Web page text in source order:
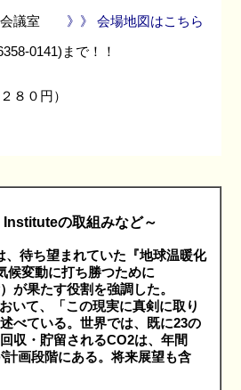
会議室 》》 会場地図はこちら
0141)まで！！
８０円）
の取組みなど～
待ち望まれていた『地球温暖化
候変動に打ち勝つために
が果たす役割を強調した。
いて、「この現実に真剣に取り
べている。世界では、既に23の
収・貯留されるCO2は、年間
画段階にある。将来展望も含